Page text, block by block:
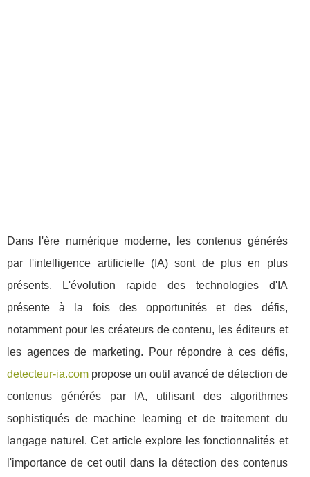
Dans l'ère numérique moderne, les contenus générés
par l'intelligence artificielle (IA) sont de plus en plus
présents. L'évolution rapide des technologies d'IA
présente à la fois des opportunités et des défis,
notamment pour les créateurs de contenu, les éditeurs et
les agences de marketing. Pour répondre à ces défis,
detecteur-ia.com propose un outil avancé de détection de
contenus générés par IA, utilisant des algorithmes
sophistiqués de machine learning et de traitement du
langage naturel. Cet article explore les fonctionnalités et
l'importance de cet outil dans la détection des contenus